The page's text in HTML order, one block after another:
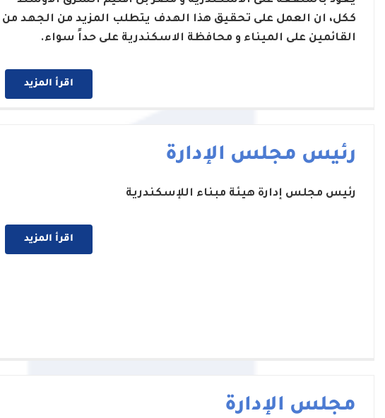
ككل، ان العمل على تحقيق هذا الهدف يتطلب المزيد من الجهد من
القائمين على الميناء و محافظة الاسكندرية على حداً سواء.
اقرأ المزيد
رئيس مجلس الإدارة
رئيس مجلس إدارة هيئة مبناء اللإسكندرية
اقرأ المزيد
مجلس الإدارة